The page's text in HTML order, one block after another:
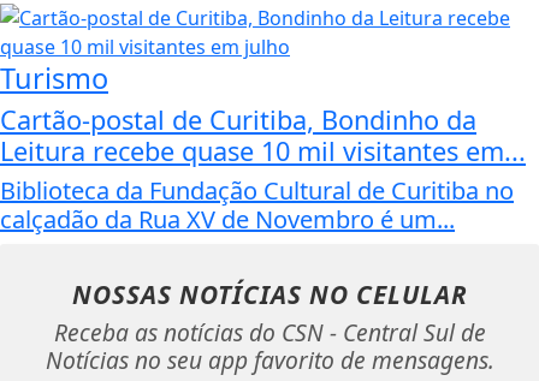
Turismo
Cartão-postal de Curitiba, Bondinho da
Leitura recebe quase 10 mil visitantes em...
Biblioteca da Fundação Cultural de Curitiba no
calçadão da Rua XV de Novembro é um...
NOSSAS NOTÍCIAS NO CELULAR
Receba as notícias do CSN - Central Sul de
Notícias no seu app favorito de mensagens.